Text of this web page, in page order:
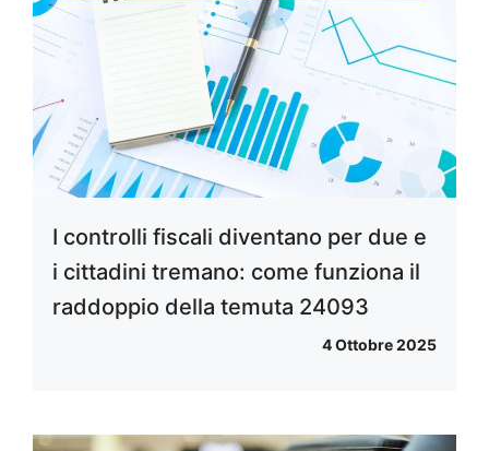
I controlli fiscali diventano per due e
i cittadini tremano: come funziona il
raddoppio della temuta 24093
4 Ottobre 2025